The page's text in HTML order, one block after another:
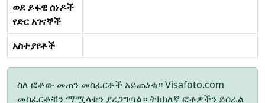
ወደ ይፋዊ ሰነዶች
የድር አገናኞች
አስተያየቶች
ስለ ፎቶው መጠን መስፈርቶች አይጨነቁ። Visafoto.com
መስፈርቶቹን ማሟላቱን ያረጋግጣል። ትክክለኛ ፎቶዎችን ይሰራል